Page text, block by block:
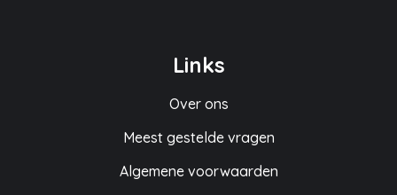
Links
Over ons
Meest gestelde vragen
Algemene voorwaarden